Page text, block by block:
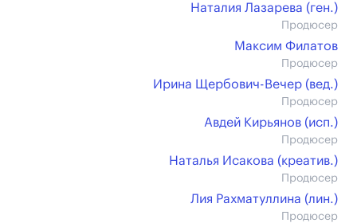
Наталия Лазарева (ген.)
Продюсер
Максим Филатов
Продюсер
Ирина Щербович-Вечер (вед.)
Продюсер
Авдей Кирьянов (иcп.)
Продюсер
Наталья Исакова (креатив.)
Продюсер
Лия Рахматуллина (лин.)
Продюсер